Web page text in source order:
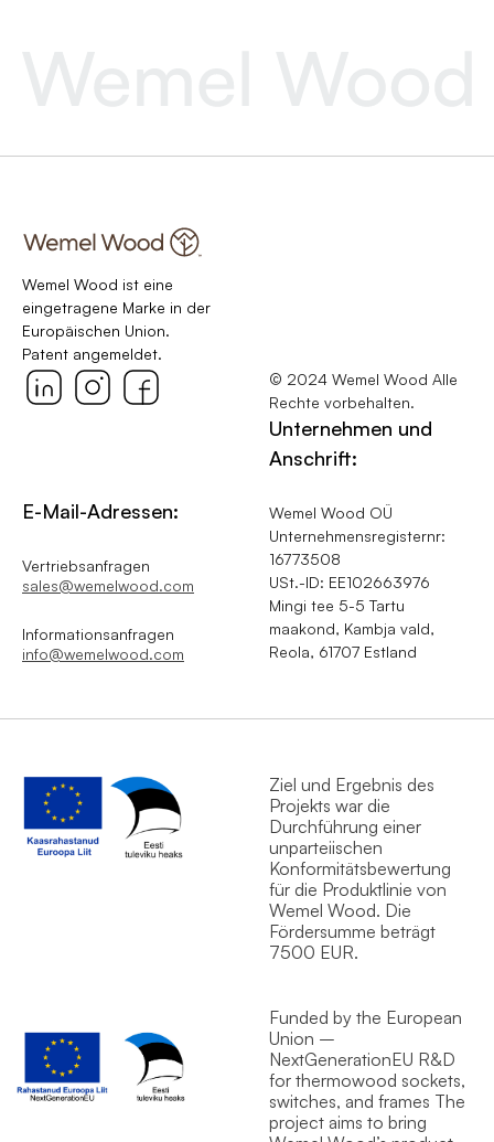
Wemel Wood ist eine
eingetragene Marke in der
Europäischen Union.
Patent angemeldet.
© 2024 Wemel Wood Alle
Rechte vorbehalten.
E-Mail-Adressen:
Vertriebsanfragen
sales@wemelwood.com
Informationsanfragen
info@wemelwood.com
Unternehmen und
Anschrift:
Wemel Wood OÜ
Unternehmensregisternr:
16773508
USt.-ID: EE102663976
Mingi tee 5-5 Tartu
maakond, Kambja vald,
Reola, 61707 Estland
Ziel und Ergebnis des
Projekts war die
Durchführung einer
unparteiischen
Konformitätsbewertung
für die Produktlinie von
Wemel Wood. Die
Fördersumme beträgt
7500 EUR.
Funded by the European
Union –
NextGenerationEU R&D
for thermowood sockets,
switches, and frames The
project aims to bring